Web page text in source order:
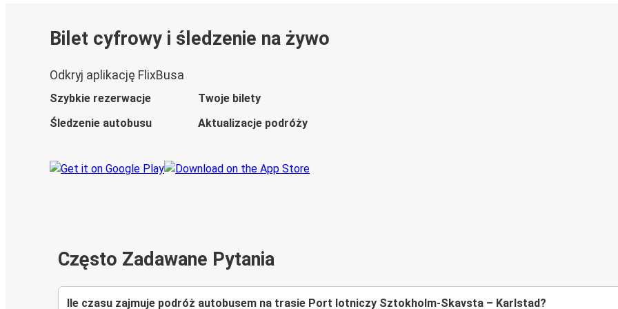
Bilet cyfrowy i śledzenie na żywo
Odkryj aplikację FlixBusa
Szybkie rezerwacje
Twoje bilety
Śledzenie autobusu
Aktualizacje podróży
Często Zadawane Pytania
Ile czasu zajmuje podróż autobusem na trasie Port lotniczy Sztokholm-Skavsta – Karlstad?